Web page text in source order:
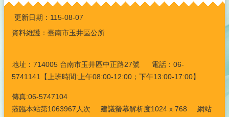
:::
更新日期： 115-08-07
資料維護：臺南市玉井區公所
地址：714005 台南市玉井區中正路27號 電話：06-
5741141【上班時間:上午08:00-12:00；下午13:00-17:00】
傳真:06-5747104
蒞臨本站第1063967人次 建議螢幕解析度1024 x 768 網站